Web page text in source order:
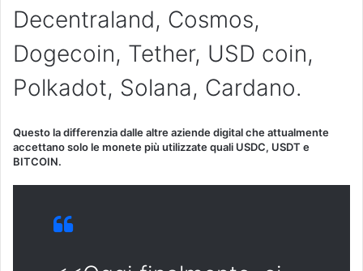
Decentraland, Cosmos,
Dogecoin, Tether, USD coin,
Polkadot, Solana, Cardano.
Questo la differenzia dalle altre aziende digital che attualmente
accettano solo le monete più utilizzate quali USDC, USDT e
BITCOIN.